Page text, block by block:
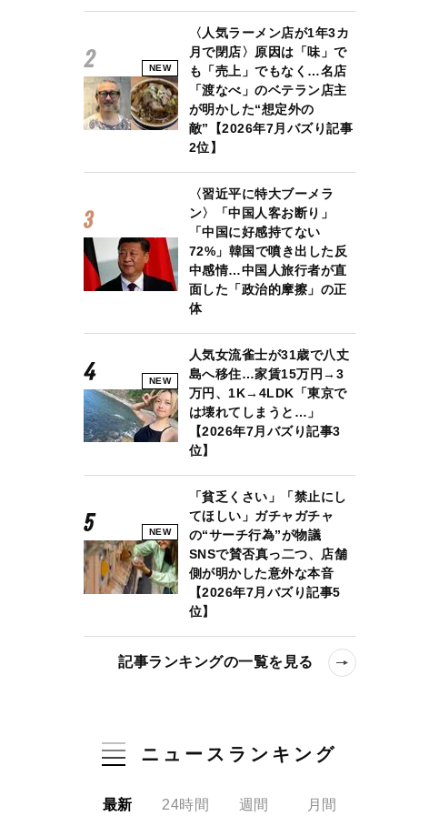
NEW
〈人気ラーメン店が1年3カ
月で閉店〉原因は「味」で
も「売上」でもなく…名店
「渡なべ」のベテラン店主
が明かした“想定外の
敵”【2026年7月バズり記事
2位】
〈習近平に特大ブーメラ
ン〉「中国人客お断り」
「中国に好感持てない
72%」韓国で噴き出した反
中感情…中国人旅行者が直
面した「政治的摩擦」の正
体
NEW
人気女流雀士が31歳で八丈
島へ移住…家賃15万円→3
万円、1K→4LDK「東京で
は壊れてしまうと…」
【2026年7月バズり記事3
位】
NEW
「貧乏くさい」「禁止にし
てほしい」ガチャガチャ
の“サーチ行為”が物議
SNSで賛否真っ二つ、店舗
側が明かした意外な本音
【2026年7月バズり記事5
位】
記事ランキングの一覧を見る
ニュースランキング
最新 24時間 週間 月間